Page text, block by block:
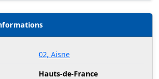
02, Aisne
Hauts-de-France